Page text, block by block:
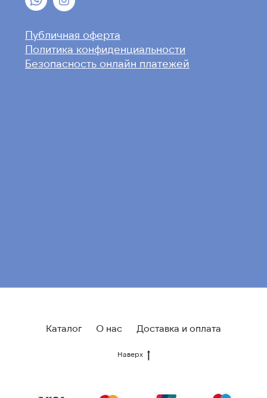
Публичная оферта
Политика конфиденциальности
Безопасность онлайн платежей
Каталог О нас Доставка и оплата
Наверх